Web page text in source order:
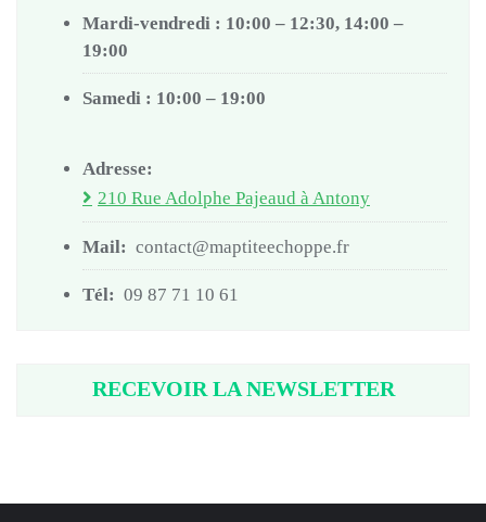
Mardi-vendredi : 10:00 – 12:30, 14:00 –
19:00
Samedi : 10:00 – 19:00
Adresse:
210 Rue Adolphe Pajeaud à Antony
Mail: contact@maptiteechoppe.fr
Tél: 09 87 71 10 61
RECEVOIR LA NEWSLETTER